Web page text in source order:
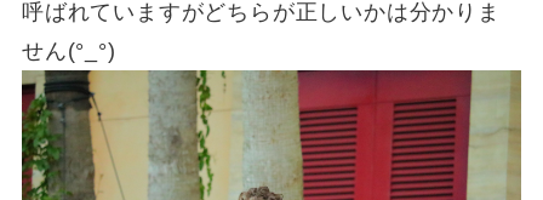
呼ばれていますがどちらが正しいかは分かりま
せん(°_°)